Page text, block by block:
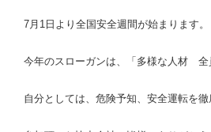
7月1日より全国安全週間が始まります。
今年のスローガンは、「多様な人材
自分としては、危険予知、安全運転を